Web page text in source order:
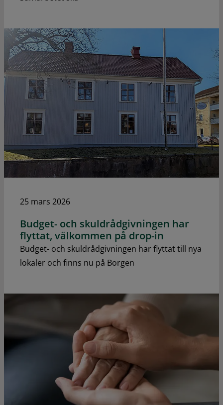
25 mars 2026
Budget- och skuldrådgivningen har
flyttat, välkommen på drop-in
Budget- och skuldrådgivningen har flyttat till nya
lokaler och finns nu på Borgen